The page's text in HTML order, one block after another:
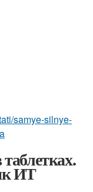
samye-silnye-
ИТ